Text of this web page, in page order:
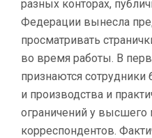
разных конторах,
Федерации вынесла
просматривать
во время работы. В
признаются
и производства и
ограничений у
корреспондентов.